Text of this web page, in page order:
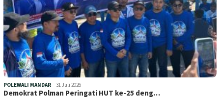
POLEWALI MANDAR 31 Juli 2026
Demokrat Polman Peringati HUT ke-25 deng…